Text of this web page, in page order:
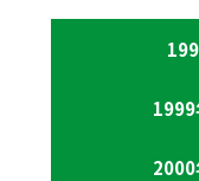
1999
2000